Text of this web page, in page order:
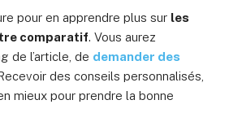
pour en apprendre plus sur les
comparatif. Vous aurez
de l’article, de demander des
des conseils personnalisés,
mieux pour prendre la bonne